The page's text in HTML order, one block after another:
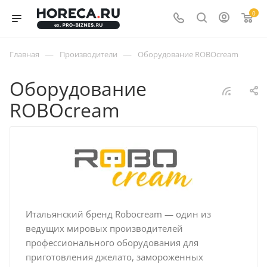
0
Главная — Производители — Оборудование ROBOcream
Оборудование
ROBOcream
Итальянский бренд Robocream — один из
ведущих мировых производителей
профессионального оборудования для
приготовления джелато, замороженных